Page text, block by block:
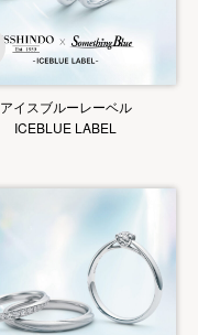
アイスブルーレーベル
ICEBLUE LABEL